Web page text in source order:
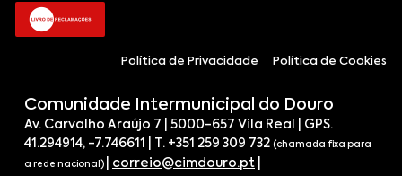
Política de Privacidade Política de Cookies
Comunidade Intermunicipal do Douro
Av. Carvalho Araújo 7 | 5000-657 Vila Real | GPS.
41.294914, -7.746611 | T. +351 259 309 732 (chamada fixa para
a rede nacional) correio@cimdouro.pt